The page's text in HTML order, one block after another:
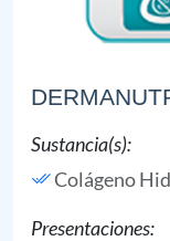
Sustancia(s):
Colágeno
Presentaciones: